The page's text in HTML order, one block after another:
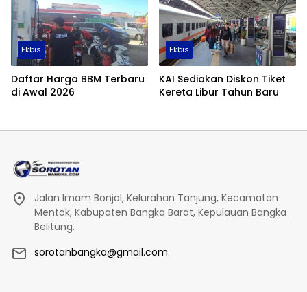
Ekbis
Daftar Harga BBM Terbaru
di Awal 2026
Ekbis
KAI Sediakan Diskon Tiket
Kereta Libur Tahun Baru
Jalan Imam Bonjol, Kelurahan Tanjung, Kecamatan
Mentok, Kabupaten Bangka Barat, Kepulauan Bangka
Belitung.
sorotanbangka@gmail.com